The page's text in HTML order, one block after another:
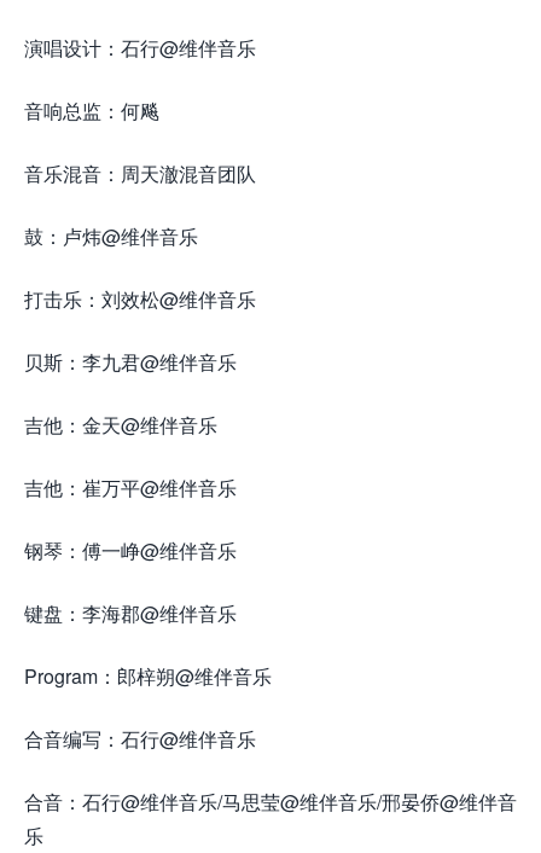
演唱设计：石行@维伴音乐
音响总监：何飚
音乐混音：周天澈混音团队
鼓：卢炜@维伴音乐
打击乐：刘效松@维伴音乐
贝斯：李九君@维伴音乐
吉他：金天@维伴音乐
吉他：崔万平@维伴音乐
钢琴：傅一峥@维伴音乐
键盘：李海郡@维伴音乐
Program：郎梓朔@维伴音乐
合音编写：石行@维伴音乐
合音：石行@维伴音乐/马思莹@维伴音乐/邢晏侨@维伴音
乐